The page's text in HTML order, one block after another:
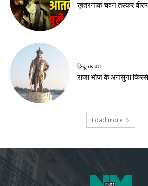
ख़तरनाक चंदन तस्कर
हिन्दू राजवंश
राजा भोज के अनसुना किस्से |
Load more